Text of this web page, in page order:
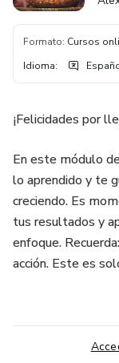
Formato: Cursos
Idioma:
¡Felicidades por
En este módulo
lo aprendido y te
creciendo. Es
tus resultados y
enfoque.
acción. Este es